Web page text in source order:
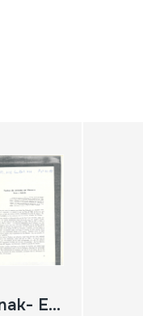
Musika tresnak- Etnografia